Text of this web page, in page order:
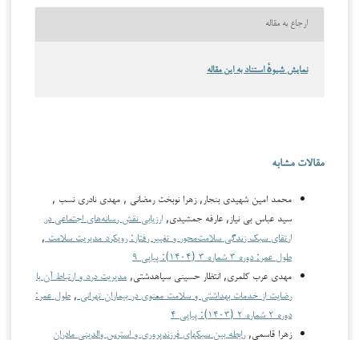
ارجاع به مقاله
نمایش شیوهٔ استناد به این مقاله
مقالات مشابه
محمد امين شهيدي بنجار, زهرا نوبخت رمضاني , مهدي نادري نسب ,
سید عباس بی نیاز, عارفه جمشيدي, ارزیابی نقش رسانه‌های اجتماعی در
ارتقای سبک زندگی سلامت‌محور و تغییر رفتار: رویکرد مدیریت سلامت ,
طول عمر: دوره ۳ شماره ۳ (۱۴۰۴): پیاپی ۹
مهدی عرب کلمری, انتظار حسینی سیاهدشتی, مدیریت درد و ارتباط آن با
رضایت از خدمات بهداشتی و سلامت معنوی در بیماران تهرانی , طول عمر:
دوره ۲ شماره ۲ (۱۴۰۳): پیاپی ۴
زهرا قاسمی, رابطه بین سبک­های فرزندپروری و استرس والدینی مادران